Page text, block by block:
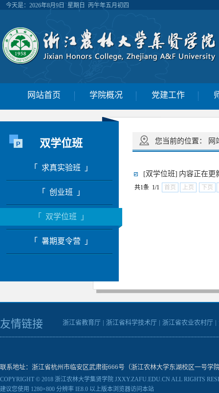
今天是： 2026年8月9日 星期日 丙午年五月初四
网站首页 学院概况 党建工作
双学位班
「 求真实验班 」
「 创业班 」
「 双学位班 」
「 暑期夏令营 」
您当前的位置： 网
[双学位班] 内容正在
共1条 1/1 首页 上页 下页
友情链接 浙江省教育厅 | 浙江省科学技术厅 | 浙江省农业农村厅 |
联系地址：浙江省杭州市临安区武肃街666号（浙江农林大学东湖校区一号学
COPYRIGHT © 2018 浙江农林大学集贤学院 JXXY.ZAFU.EDU.CN ALL RIGHTS
建议您使用 1280×800 分辨率 IE8.0 以上版本浏览器访问本站